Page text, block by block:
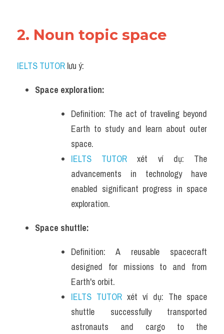
2. Noun topic space
IELTS TUTOR lưu ý:
Space exploration:
Definition: The act of traveling beyond
Earth to study and learn about outer
space.
IELTS TUTOR xét ví dụ: The
advancements in technology have
enabled significant progress in space
exploration.
Space shuttle:
Definition: A reusable spacecraft
designed for missions to and from
Earth's orbit.
IELTS TUTOR xét ví dụ: The space
shuttle successfully transported
astronauts and cargo to the